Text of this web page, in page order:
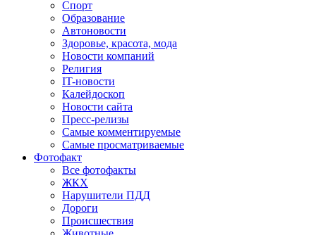
Спорт
Образование
Автоновости
Здоровье, красота, мода
Новости компаний
Религия
IT-новости
Калейдоскоп
Новости сайта
Пресс-релизы
Самые комментируемые
Самые просматриваемые
Фотофакт
Все фотофакты
ЖКХ
Нарушители ПДД
Дороги
Происшествия